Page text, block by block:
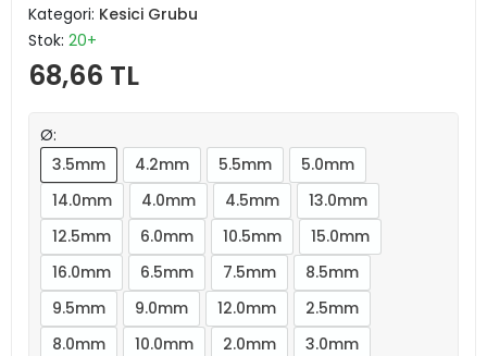
Kategori: Kesici Grubu
Stok: 20+
68,66 TL
Ø:
3.5mm
4.2mm 5.5mm
5.0mm
14.0mm
4.0mm 4.5mm
13.0mm
12.5mm
6.0mm 10.5mm
15.0mm
16.0mm
6.5mm 7.5mm
8.5mm
9.5mm
9.0mm 12.0mm
2.5mm
8.0mm
10.0mm 2.0mm
3.0mm